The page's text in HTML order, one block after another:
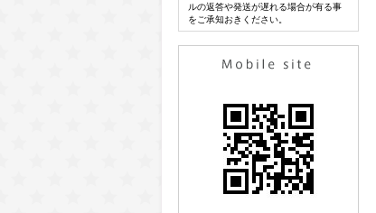
ルの返答や発送が遅れる場合が有る事
をご承知おきください。